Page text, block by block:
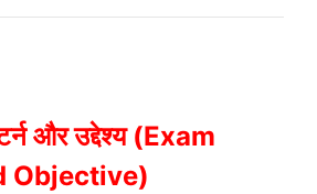
और उद्देश्य (Exam
Objective)